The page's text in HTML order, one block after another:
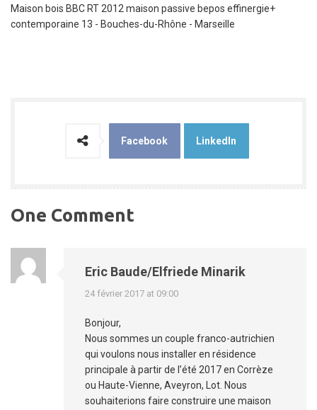
Facebook LinkedIn
One Comment
Eric Baude/Elfriede Minarik
24 février 2017 at 09:00
Bonjour,
Nous sommes un couple franco-autrichien
qui voulons nous installer en résidence
principale à partir de l’été 2017 en Corrèze
ou Haute-Vienne, Aveyron, Lot. Nous
souhaiterions faire construire une maison